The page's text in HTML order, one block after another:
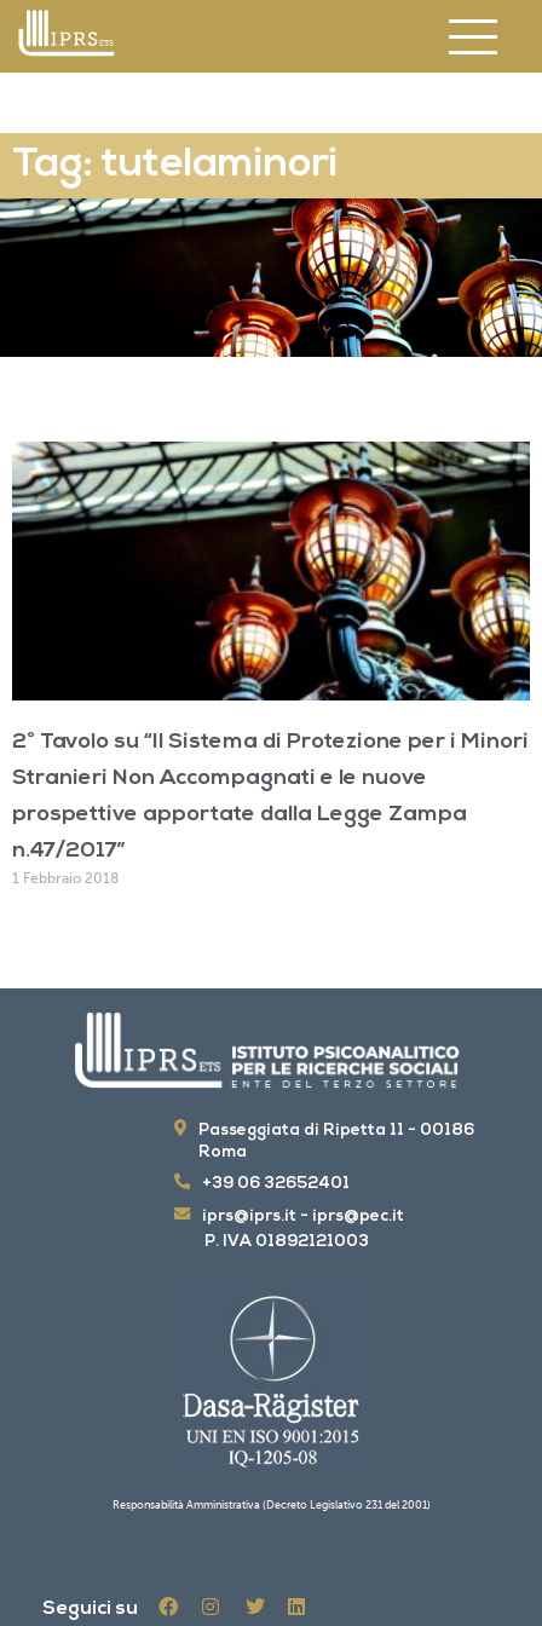
Tag: tutelaminori
2° Tavolo su “Il Sistema di Protezione per i Minori
Stranieri Non Accompagnati e le nuove
prospettive apportate dalla Legge Zampa
n.47/2017”
1 Febbraio 2018
Passeggiata di Ripetta 11 - 00186
Roma
+39 06 32652401
iprs@iprs.it - iprs@pec.it
P. IVA 01892121003
Responsabilità Amministrativa (Decreto Legislativo 231 del 2001)
Seguici su